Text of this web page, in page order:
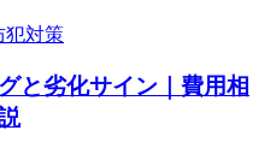
犯対策
と劣化サイン｜費用相